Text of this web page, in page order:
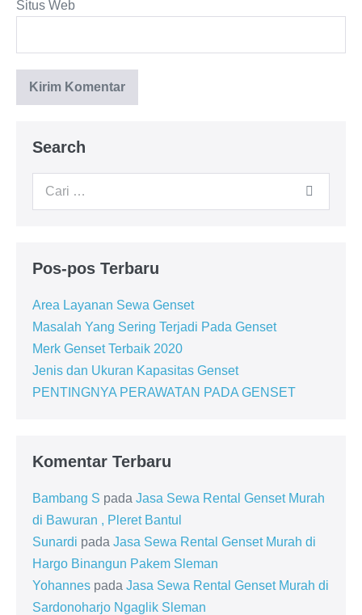
Situs Web
Search
Pos-pos Terbaru
Area Layanan Sewa Genset
Masalah Yang Sering Terjadi Pada Genset
Merk Genset Terbaik 2020
Jenis dan Ukuran Kapasitas Genset
PENTINGNYA PERAWATAN PADA GENSET
Komentar Terbaru
Bambang S pada Jasa Sewa Rental Genset Murah
di Bawuran , Pleret Bantul
Sunardi pada Jasa Sewa Rental Genset Murah di
Hargo Binangun Pakem Sleman
Yohannes pada Jasa Sewa Rental Genset Murah di
Sardonoharjo Ngaglik Sleman